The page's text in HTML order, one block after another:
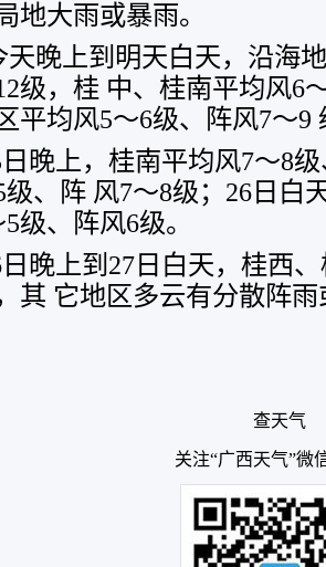
地大雨或暴雨。
天晚上到明天白天，沿海
级，桂 中、桂南平均风6
平均风5～6级、阵风7～9
日晚上，桂南平均风7～8
级、阵 风7～8级；26日白
级、阵风6级。
日晚上到27日白天，桂西
其 它地区多云有分散阵
查天气
关注“广西天气”微